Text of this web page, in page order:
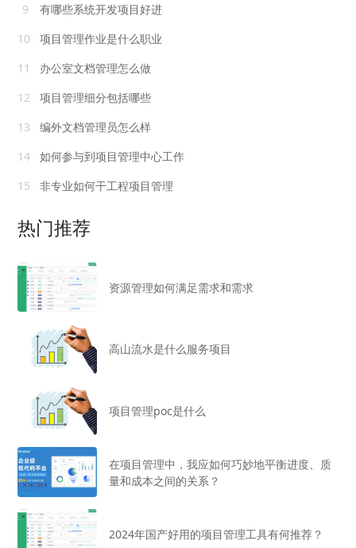
9
有哪些系统开发项目好进
10
项目管理作业是什么职业
11
办公室文档管理怎么做
12
项目管理细分包括哪些
13
编外文档管理员怎么样
14
如何参与到项目管理中心工作
15
非专业如何干工程项目管理
热门推荐
资源管理如何满足需求和需求
高山流水是什么服务项目
项目管理poc是什么
在项目管理中，我应如何巧妙地平衡进度、质
量和成本之间的关系？
2024年国产好用的项目管理工具有何推荐？